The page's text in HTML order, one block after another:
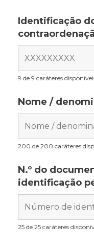
Identificação
9 de 9 caráteres
Nome /
200 de 200 caráteres
N.º do
identificação
25 de 25 caráteres